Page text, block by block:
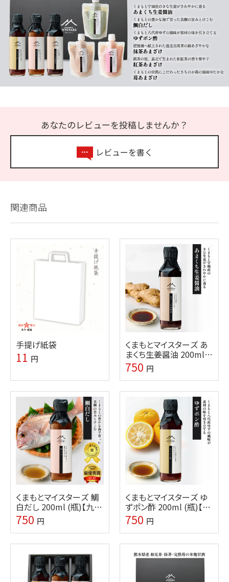
あなたのレビューを投稿しませんか？
レビューを書く
関連商品
手提げ紙袋
11 円
くまもとマイスターズ あ
まくち生姜醤油 200ml
(瓶)【九州熊本の味噌・し
ょうゆ醸造元ホシサン】
750 円
くまもとマイスターズ 鯛
白だし 200ml (瓶)【九州
熊本の味噌・しょうゆ醸造
元ホシサン】
750 円
くまもとマイスターズ ゆ
ずポン酢 200ml (瓶)【九
州熊本の味噌・しょうゆ醸
造元ホシサン】
750 円